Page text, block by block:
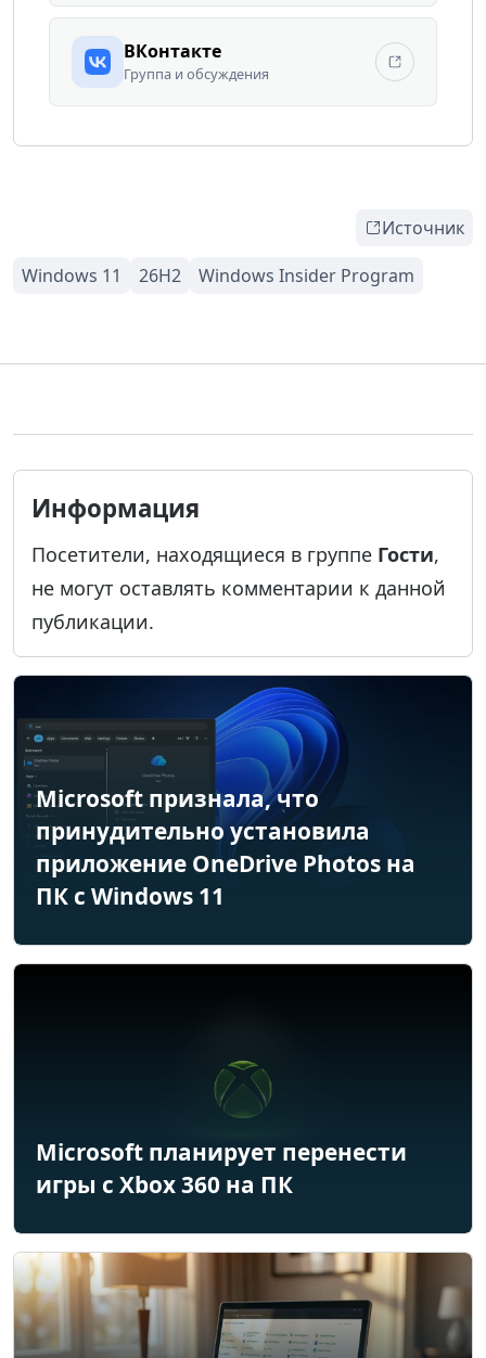
ВКонтакте
Группа и обсуждения
Источник
Информация
Посетители, находящиеся в группе Гости,
не могут оставлять комментарии к данной
публикации.
Microsoft признала, что
принудительно установила
приложение OneDrive Photos на
ПК с Windows 11
Microsoft планирует перенести
игры с Xbox 360 на ПК